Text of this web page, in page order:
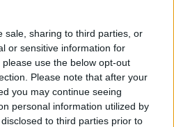
sale, sharing to third parties, or
or sensitive information for
use the below opt-out
Please note that after your
you may continue seeing
personal information utilized by
to third parties prior to
sul centro accoglienza
“Episodi gravissimi”
svuotano le suite: furto da